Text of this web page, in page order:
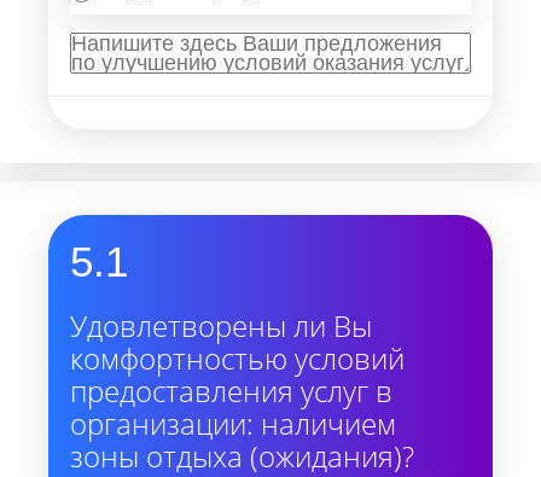
5.1
Удовлетворены ли Вы
комфортностью условий
предоставления услуг в
организации: наличием
зоны отдыха (ожидания)?